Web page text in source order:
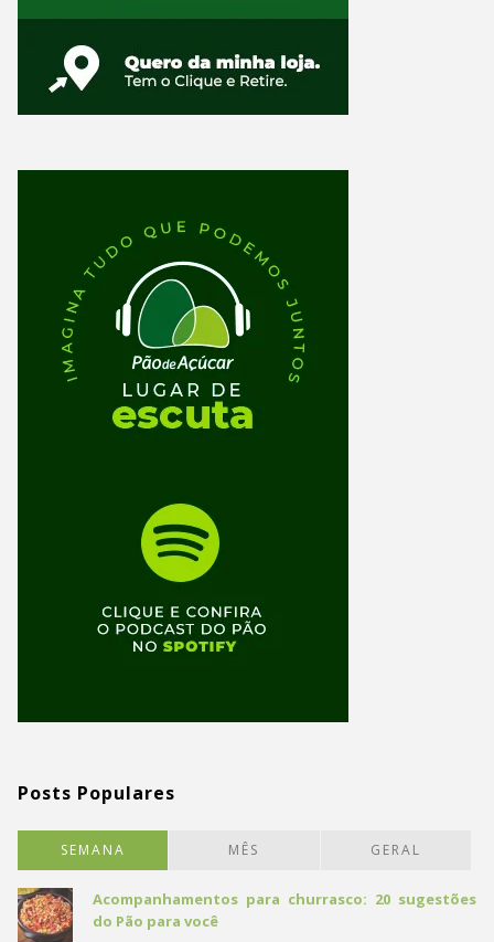
Posts Populares
SEMANA MÊS GERAL
Acompanhamentos para churrasco: 20 sugestões
do Pão para você